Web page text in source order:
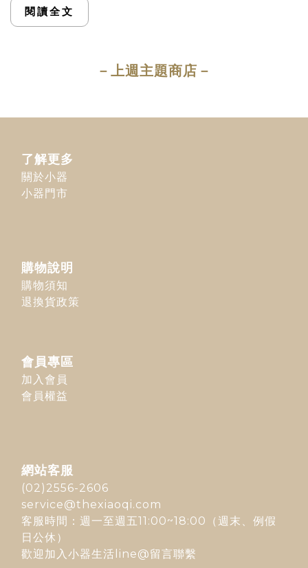
閱讀全文
－上週主題商店－
了解更多
關於小器
小器門市
購物說明
購物須知
退換貨政策
會員專區
加入會員
會員權益
網站客服
(02)2556-2606
service@thexiaoqi.com
客服時間：週一至週五11:00~18:00（週末、例假
日公休）
歡迎加入 小器生活line@留言聯繫